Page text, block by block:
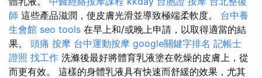
師 這些產品滋潤，使皮膚光滑並導致極端柔軟度。 台中養
生會館 seo tools 在早上和/或晚上申請，以取得適當的結
果。 頭痛 按摩 台中運動按摩 google關鍵字排名 記帳士
證照 找工作 洗滌後最好將體育乳液塗在乾燥的皮膚上，從
而更有效。 這樣的身體乳液具有快速而舒緩的效果，尤其